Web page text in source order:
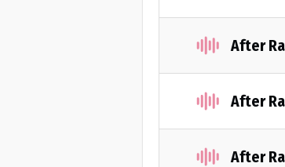
After
After
After